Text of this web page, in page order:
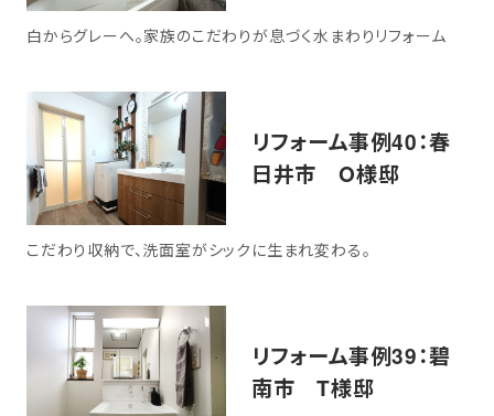
白からグレーへ。家族のこだわりが息づく水まわりリフォーム
リフォーム事例40：春
日井市 O様邸
こだわり収納で、洗面室がシックに生まれ変わる。
リフォーム事例39：碧
南市 T様邸